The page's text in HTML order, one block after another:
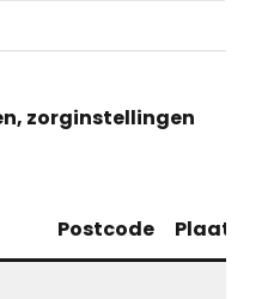
zorginstellingen
Postcode Plaats